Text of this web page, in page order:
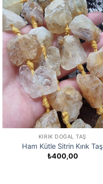
KIRIK DOĞAL TAŞ
Ham Kütle Sitrin Kırık Taş
₺400,00